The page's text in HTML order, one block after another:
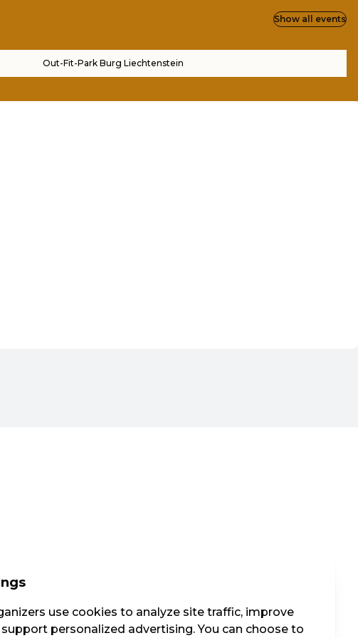
Out-Fit-Park Burg Liechtenstein
Show all events
use cookies to analyze site traffic, improve
personalized advertising. You can choose to